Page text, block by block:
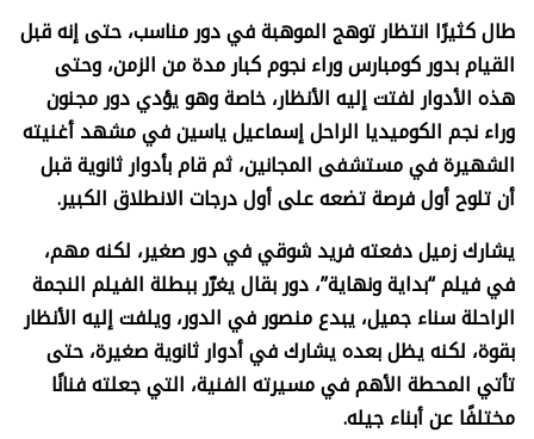
طال كثيرًا انتظار توهج الموهبة في دور مناسب، حتى إنه قبل
القيام بدور كومبارس وراء نجوم كبار مدة من الزمن، وحتى
هذه الأدوار لفتت إليه الأنظار، خاصة وهو يؤدي دور مجنون
وراء نجم الكوميديا الراحل إسماعيل ياسين في مشهد أغنيته
الشهيرة في مستشفى المجانين، ثم قام بأدوار ثانوية قبل
أن تلوح أول فرصة تضعه على أول درجات الانطلاق الكبير.
يشارك زميل دفعته فريد شوقي في دور صغير، لكنه مهم،
في فيلم “بداية ونهاية”، دور بقال يغرّر ببطلة الفيلم النجمة
الراحلة سناء جميل، يبدع منصور في الدور، ويلفت إليه الأنظار
بقوة، لكنه يظل بعده يشارك في أدوار ثانوية صغيرة، حتى
تأتي المحطة الأهم في مسيرته الفنية، التي جعلته فنانًا
مختلفًا عن أبناء جيله.